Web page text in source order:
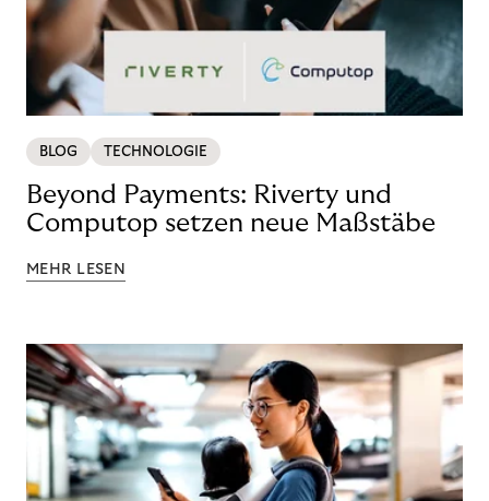
BLOG TECHNOLOGIE
Beyond Payments: Riverty und
Computop setzen neue Maßstäbe
MEHR LESEN